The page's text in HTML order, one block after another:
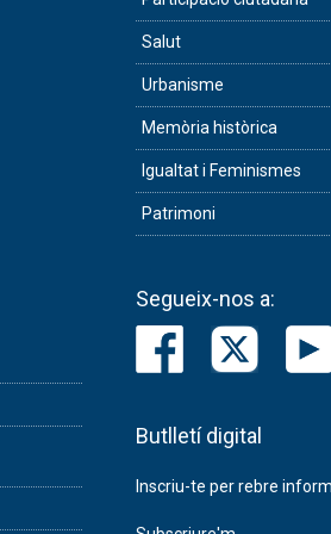
Salut
Urbanisme
Memòria històrica
Igualtat i Feminismes
Patrimoni
Segueix-nos a:
Butlletí digital
Inscriu-te per rebre